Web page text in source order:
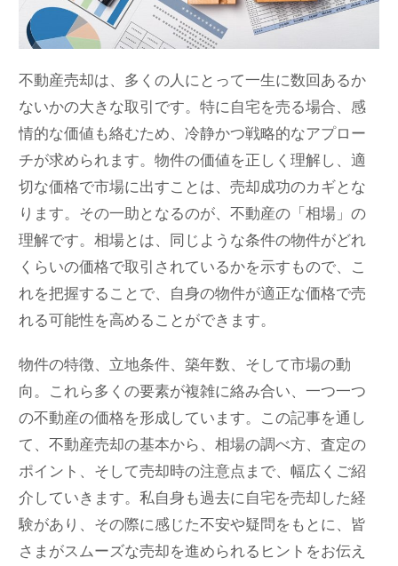
不動産売却は、多くの人にとって一生に数回あるか
ないかの大きな取引です。特に自宅を売る場合、感
情的な価値も絡むため、冷静かつ戦略的なアプロー
チが求められます。物件の価値を正しく理解し、適
切な価格で市場に出すことは、売却成功のカギとな
ります。その一助となるのが、不動産の「相場」の
理解です。相場とは、同じような条件の物件がどれ
くらいの価格で取引されているかを示すもので、こ
れを把握することで、自身の物件が適正な価格で売
れる可能性を高めることができます。
物件の特徴、立地条件、築年数、そして市場の動
向。これら多くの要素が複雑に絡み合い、一つ一つ
の不動産の価格を形成しています。この記事を通し
て、不動産売却の基本から、相場の調べ方、査定の
ポイント、そして売却時の注意点まで、幅広くご紹
介していきます。私自身も過去に自宅を売却した経
験があり、その際に感じた不安や疑問をもとに、皆
さまがスムーズな売却を進められるヒントをお伝え